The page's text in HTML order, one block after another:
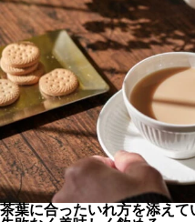
茶葉に合ったいれ方を添えて